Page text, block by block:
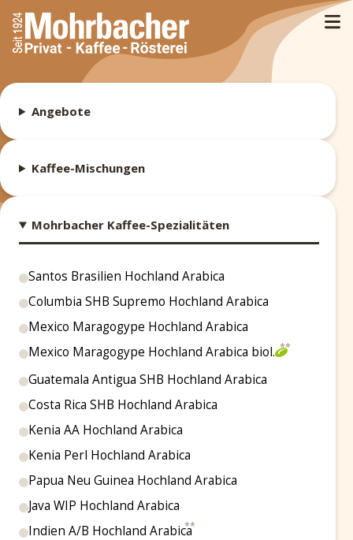
Angebote
Kaffee-Mischungen
Mohrbacher Kaffee-Spezialitäten
Santos Brasilien Hochland Arabica
Columbia SHB Supremo Hochland Arabica
Mexico Maragogype Hochland Arabica
Mexico Maragogype Hochland Arabica biol.
Guatemala Antigua SHB Hochland Arabica
Costa Rica SHB Hochland Arabica
Kenia AA Hochland Arabica
Kenia Perl Hochland Arabica
Papua Neu Guinea Hochland Arabica
Java WIP Hochland Arabica
Indien A/B Hochland Arabica